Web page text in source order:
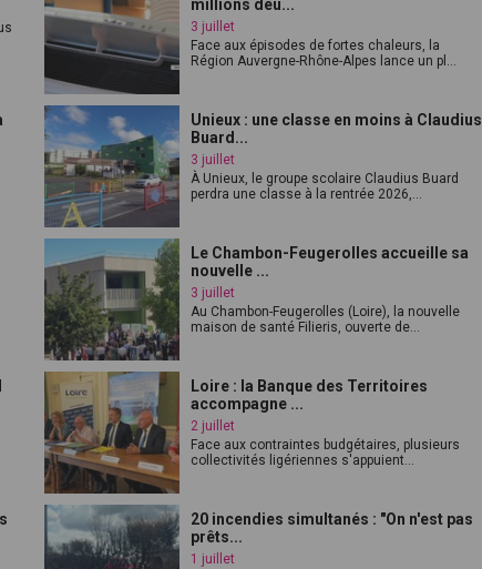
millions deu...
3 juillet
Face aux épisodes de fortes chaleurs, la
Région Auvergne-Rhône-Alpes lance un pl...
Unieux : une classe en moins à Claudius
Buard...
3 juillet
À Unieux, le groupe scolaire Claudius Buard
perdra une classe à la rentrée 2026,...
Le Chambon-Feugerolles accueille sa
nouvelle ...
3 juillet
Au Chambon-Feugerolles (Loire), la nouvelle
maison de santé Filieris, ouverte de...
Loire : la Banque des Territoires
accompagne ...
2 juillet
Face aux contraintes budgétaires, plusieurs
collectivités ligériennes s'appuient...
20 incendies simultanés : "On n'est pas
prêts...
1 juillet